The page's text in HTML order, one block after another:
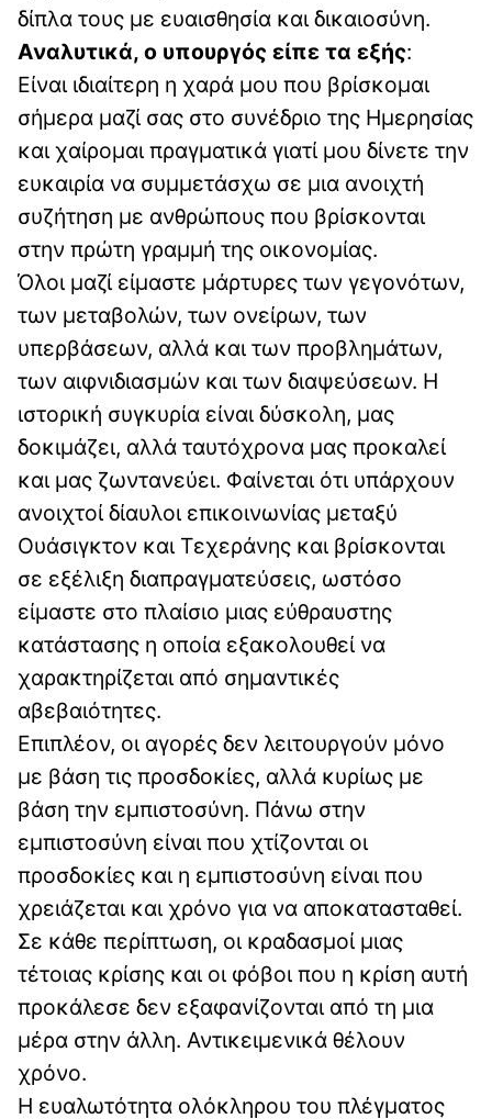
δίπλα τους με ευαισθησία και δικαιοσύνη.
Αναλυτικά, ο υπουργός είπε τα εξής:
Είναι ιδιαίτερη η χαρά μου που βρίσκομαι
σήμερα μαζί σας στο συνέδριο της Ημερησίας
και χαίρομαι πραγματικά γιατί μου δίνετε την
ευκαιρία να συμμετάσχω σε μια ανοιχτή
συζήτηση με ανθρώπους που βρίσκονται
στην πρώτη γραμμή της οικονομίας.
Όλοι μαζί είμαστε μάρτυρες των γεγονότων,
των μεταβολών, των ονείρων, των
υπερβάσεων, αλλά και των προβλημάτων,
των αιφνιδιασμών και των διαψεύσεων. Η
ιστορική συγκυρία είναι δύσκολη, μας
δοκιμάζει, αλλά ταυτόχρονα μας προκαλεί
και μας ζωντανεύει. Φαίνεται ότι υπάρχουν
ανοιχτοί δίαυλοι επικοινωνίας μεταξύ
Ουάσιγκτον και Τεχεράνης και βρίσκονται
σε εξέλιξη διαπραγματεύσεις, ωστόσο
είμαστε στο πλαίσιο μιας εύθραυστης
κατάστασης η οποία εξακολουθεί να
χαρακτηρίζεται από σημαντικές
αβεβαιότητες.
Επιπλέον, οι αγορές δεν λειτουργούν μόνο
με βάση τις προσδοκίες, αλλά κυρίως με
βάση την εμπιστοσύνη. Πάνω στην
εμπιστοσύνη είναι που χτίζονται οι
προσδοκίες και η εμπιστοσύνη είναι που
χρειάζεται και χρόνο για να αποκατασταθεί.
Σε κάθε περίπτωση, οι κραδασμοί μιας
τέτοιας κρίσης και οι φόβοι που η κρίση αυτή
προκάλεσε δεν εξαφανίζονται από τη μια
μέρα στην άλλη. Αντικειμενικά θέλουν
χρόνο.
Η ευαλωτότητα ολόκληρου του πλέγματος